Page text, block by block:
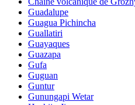
Guadalupe
Guagua Pichincha
Guallatiri
Guayaques
Guazapa
Gufa
Guguan
Guntur
Gunungapi Wetar